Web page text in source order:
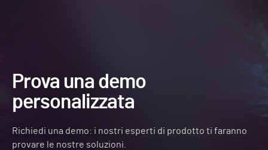
Prova una demo
personalizzata
Richiedi una demo: i nostri esperti di prodotto ti faranno
provare le nostre soluzioni.